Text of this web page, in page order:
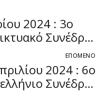
2024 : 3ο
Συνέδριο
ΕΠΟΜΕΝΟ
2024 : 6ο
Συνέδριο